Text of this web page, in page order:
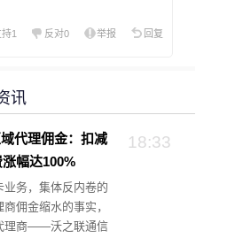
持1 反对0 举报 回复
讯
18:33
代理佣金：扣减
幅达100%
务，集体反内卷的
佣金缩水的事实，
理商——沃之联通信